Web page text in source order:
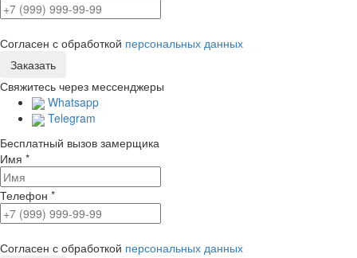
Согласен с обработкой персональных данных
Свяжитесь через мессенджеры
Whatsapp
Telegram
Бесплатный вызов замерщика
Имя *
Телефон *
Согласен с обработкой персональных данных